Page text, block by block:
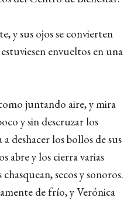
y sus ojos se convierten
envueltos en una
juntando aire, y mira
y sin descruzar los
deshacer los bollos de sus
abre y los cierra varias
secos y sonoros.
de frío, y Verónica